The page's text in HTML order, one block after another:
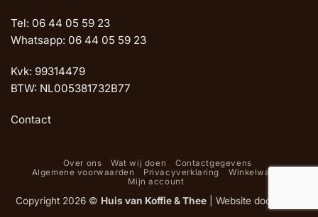
Tel: 06 44 05 59 23
Whatsapp: 06 44 05 59 23
Kvk: 99314479
BTW: NL005381732B77
Contact
Over ons Wat wij doen
Contactgegevens
Algemene voorwaarden
Privacyverklaring
Winkelwagen
Mijn account
Copyright 2026 © Huis van Koffie & Thee Website door Oemf